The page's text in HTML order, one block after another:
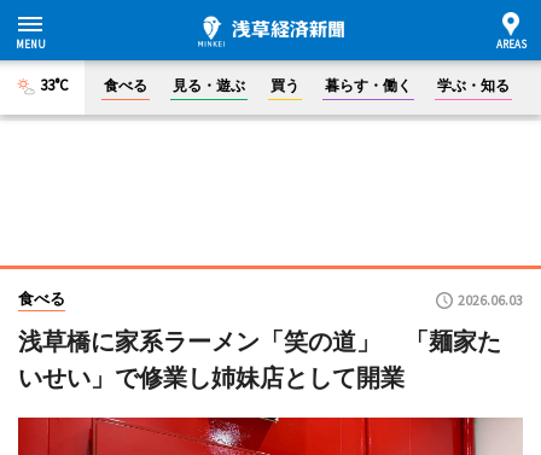
33°C 食べる 見る・遊ぶ 買う 暮らす・働く 学ぶ・知る
食べる 2026.06.03
浅草橋に家系ラーメン「笑の道」 「麺家た
いせい」で修業し姉妹店として開業